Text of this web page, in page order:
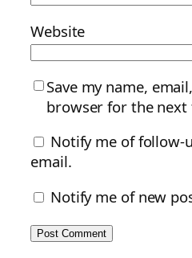
Website
Save my name,
browser for the
Notify me of follow-
email.
Notify me of new